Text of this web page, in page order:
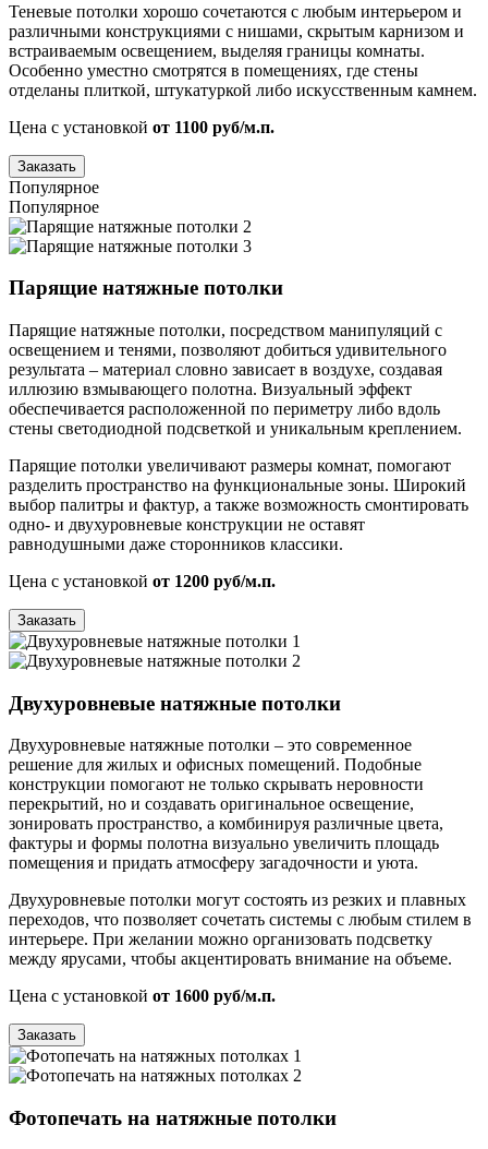
Теневые потолки хорошо сочетаются с любым интерьером и
различными конструкциями с нишами, скрытым карнизом и
встраиваемым освещением, выделяя границы комнаты.
Особенно уместно смотрятся в помещениях, где стены
отделаны плиткой, штукатуркой либо искусственным камнем.
Цена с установкой от 1100 руб/м.п.
Заказать
Популярное
Популярное
Парящие натяжные потолки
Парящие натяжные потолки, посредством манипуляций с
освещением и тенями, позволяют добиться удивительного
результата – материал словно зависает в воздухе, создавая
иллюзию взмывающего полотна. Визуальный эффект
обеспечивается расположенной по периметру либо вдоль
стены светодиодной подсветкой и уникальным креплением.
Парящие потолки увеличивают размеры комнат, помогают
разделить пространство на функциональные зоны. Широкий
выбор палитры и фактур, а также возможность смонтировать
одно- и двухуровневые конструкции не оставят
равнодушными даже сторонников классики.
Цена с установкой от 1200 руб/м.п.
Заказать
Двухуровневые натяжные потолки
Двухуровневые натяжные потолки – это современное
решение для жилых и офисных помещений. Подобные
конструкции помогают не только скрывать неровности
перекрытий, но и создавать оригинальное освещение,
зонировать пространство, а комбинируя различные цвета,
фактуры и формы полотна визуально увеличить площадь
помещения и придать атмосферу загадочности и уюта.
Двухуровневые потолки могут состоять из резких и плавных
переходов, что позволяет сочетать системы с любым стилем в
интерьере. При желании можно организовать подсветку
между ярусами, чтобы акцентировать внимание на объеме.
Цена с установкой от 1600 руб/м.п.
Заказать
Фотопечать на натяжные потолки